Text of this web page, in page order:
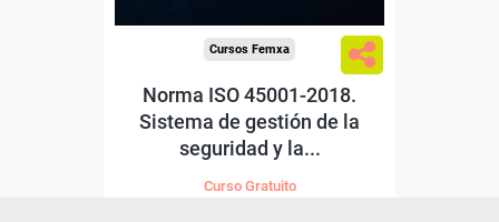
Cursos Femxa
Norma ISO 45001-2018.
Sistema de gestión de la
seguridad y la...
Curso Gratuito